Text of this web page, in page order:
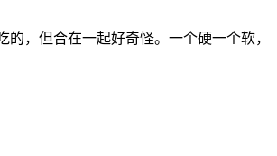
，但合在一起好奇怪。一个硬一个软，